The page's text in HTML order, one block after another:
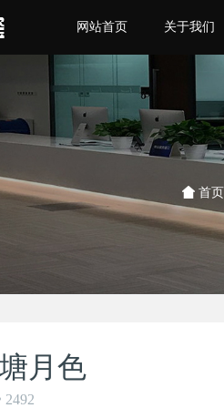
网站首页 关于我们
首页
月色
2492